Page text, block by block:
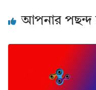
আপনার পছন্দ